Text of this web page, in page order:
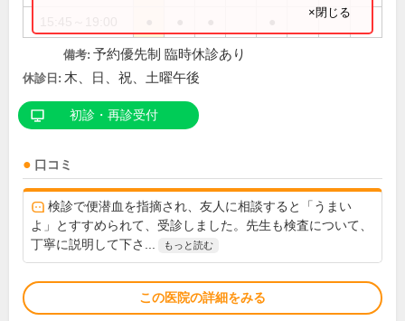
×閉じる
備考: 予約優先制 臨時休診あり
休診日: 木、日、祝、土曜午後
初診・再診受付
口コミ
検診で便潜血を指摘され、友人に相談すると「うまい
よ」とすすめられて、受診しました。先生も検査について、
丁寧に説明して下さ...
もっと読む
この医院の詳細をみる